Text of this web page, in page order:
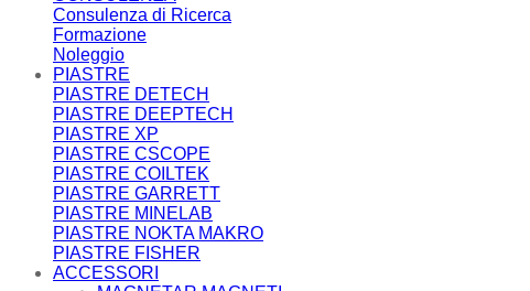
Consulenza di Ricerca
Formazione
Noleggio
PIASTRE
PIASTRE DETECH
PIASTRE DEEPTECH
PIASTRE XP
PIASTRE CSCOPE
PIASTRE COILTEK
PIASTRE GARRETT
PIASTRE MINELAB
PIASTRE NOKTA MAKRO
PIASTRE FISHER
ACCESSORI